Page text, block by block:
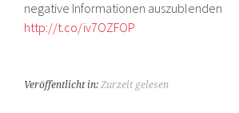
negative Informationen auszublenden
http://t.co/iv7OZFOP
Veröffentlicht in:Zurzeit gelesen